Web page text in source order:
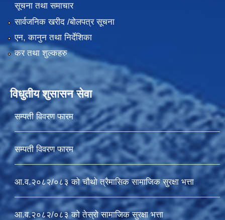
सूचना तथा समाचार
सार्वजनिक खरीद /बोलपत्र सूचना
एन, कानुन तथा निर्देशिका
कर तथा शुल्कहरु
विधुतीय शुसासन सेवा
सम्पती विवरण फारम
सम्पती विवरण फारम
आ.व.२०८२/०८३ को चौथो त्रैमासिक सामाजिक सुरक्षा भत्ता
आ.व.२०८२/०८३ को तेस्रो सामाजिक सुरक्षा भत्ता